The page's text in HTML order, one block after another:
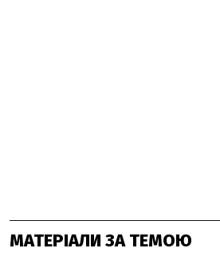
МАТЕРІАЛИ ЗА ТЕМОЮ